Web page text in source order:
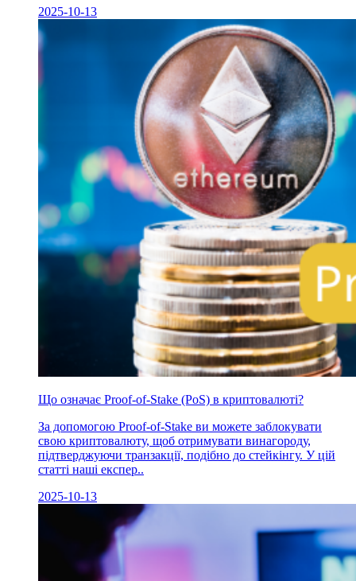
2025-10-13
Що означає Proof-of-Stake (PoS) в криптовалюті?
За допомогою Proof-of-Stake ви можете заблокувати
свою криптовалюту, щоб отримувати винагороду,
підтверджуючи транзакції, подібно до стейкінгу. У цій
статті наші експер..
2025-10-13